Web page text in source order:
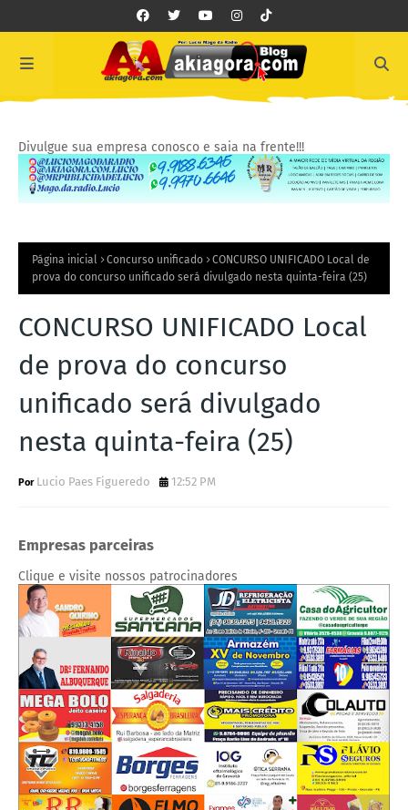
Divulgue sua empresa conosco e saia na frente!!!
Página inicial Concurso unificado
CONCURSO UNIFICADO Local de
prova do concurso unificado será divulgado nesta quinta-feira (25)
CONCURSO UNIFICADO Local
de prova do concurso
unificado será divulgado
nesta quinta-feira (25)
Lucio Paes Figueredo 12:52 PM
Empresas parceiras
Clique e visite nossos patrocinadores